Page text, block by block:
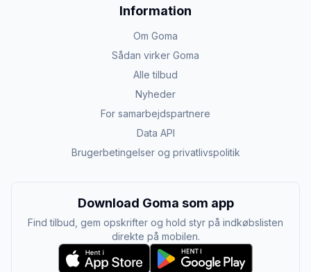
Information
Om Goma
Sådan virker Goma
Alle tilbud
Nyheder
For samarbejdspartnere
Data API
Brugerbetingelser og privatlivspolitik
Download Goma som app
Find tilbud, gem opskrifter og hold styr på indkøbslisten
direkte på mobilen.